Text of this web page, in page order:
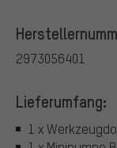
2973056401
Lieferumfang:
1 x